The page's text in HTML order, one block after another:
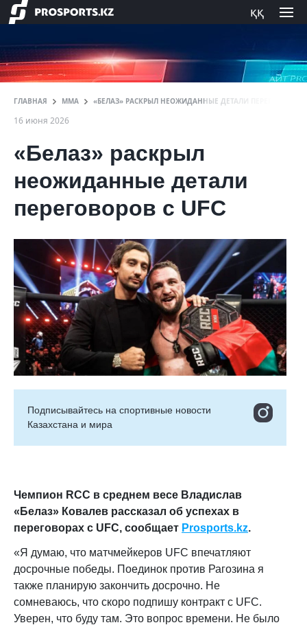
ққ
ГЛАВНАЯ ММА «БЕЛАЗ» РАСКРЫЛ НЕОЖИДАННЫЕ ДЕТАЛИ ПЕРЕГОВОРОВ С
16 июня 2026
«Белаз» раскрыл
неожиданные детали
переговоров с UFC
Подписывайтесь на cпортивные новости
Казахстана и мира
Чемпион RCC в среднем весе Владислав
«Белаз» Ковалев рассказал об успехах в
переговорах с UFC, сообщает Prosports.kz.
«Я думаю, что матчмейкеров UFС впечатляют
досрочные победы. Поединок против Рагозина я
также планирую закончить досрочно. Не
сомневаюсь, что скоро подпишу контракт с UFС.
Уверен, что буду там. Это вопрос времени. Не было